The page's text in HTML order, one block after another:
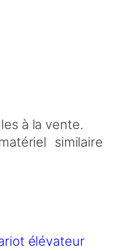
à la vente.
similaire